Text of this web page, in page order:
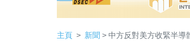
主頁 新聞 > 中方反對美方收緊半導